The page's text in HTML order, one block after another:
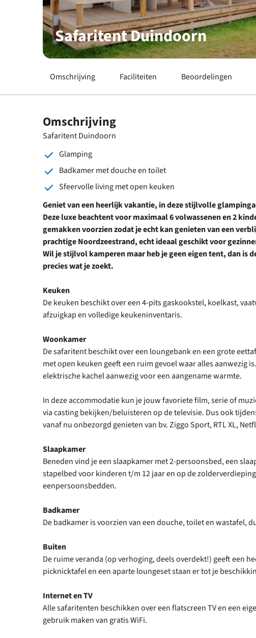
Safaritent Duindoorn
Omschrijving Faciliteiten Beoordelingen
Omschrijving
Safaritent Duindoorn
Glamping
Badkamer met douche en toilet
Sfeervolle living met open keuken
Geniet van een heerlijk vakantie, in deze stijlvolle
Deze luxe beachtent voor maximaal 6 volwassenen en 2
gemakken voorzien zodat je echt kan genieten van een
prachtige Noordzeestrand, echt ideaal geschikt voor
Wil je stijlvol kamperen maar heb je geen eigen tent, dan is
precies wat je zoekt.
Keuken
De keuken beschikt over een 4-pits gaskookstel, koelkast,
afzuigkap en volledige keukeninventaris.
Woonkamer
De safaritent beschikt over een loungebank en een grote
met open keuken geeft een ruim gevoel waar alles aanwezig
elektrische kachel aanwezig voor een aangename warmte.
In deze accommodatie kun je jouw favoriete film, serie of
via casting bekijken/beluisteren op de televisie. Dus ook
vanaf nu onbezorgd genieten van bv. Ziggo Sport, RTL XL,
Slaapkamer
Beneden vind je een slaapkamer met 2-persoonsbed, een
stapelbed voor kinderen t/m 12 jaar en op de
eenpersoonsbedden.
Badkamer
De badkamer is voorzien van een douche, toilet en wastafel,
Buiten
De ruime veranda (op verhoging, deels overdekt!) geeft een
picknicktafel en een aparte loungeset staan er tot je
Internet en TV
Alle safaritenten beschikken over een flatscreen TV en een
gebruik maken van gratis WiFi.